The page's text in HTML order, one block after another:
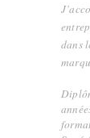
dans